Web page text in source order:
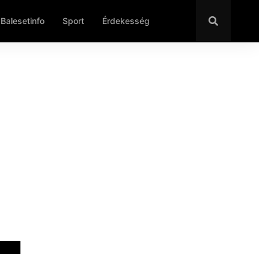
Balesetinfo Sport Érdekesség